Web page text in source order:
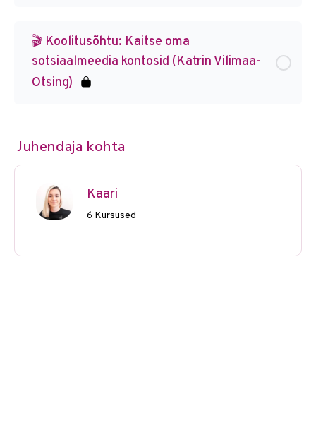
🎬 Koolitusõhtu: Kaitse oma
sotsiaalmeedia kontosid (Katrin Vilimaa-
Otsing)
Juhendaja kohta
Kaari
6 Kursused